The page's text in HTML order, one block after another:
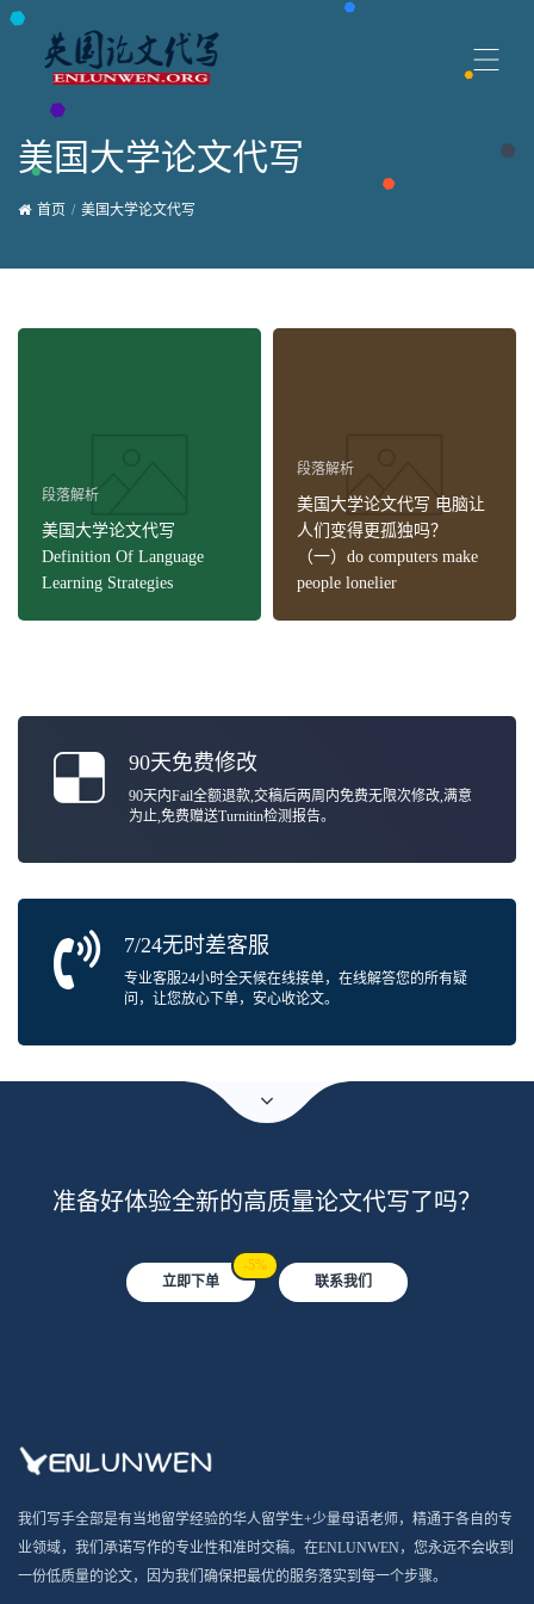
美国大学论文代写
首页 美国大学论文代写
段落解析
美国大学论文代写
Definition Of Language
Learning Strategies
段落解析
美国大学论文代写 电脑让
人们变得更孤独吗？
（一）do computers make
people lonelier
90天免费修改
90天内Fail全额退款,交稿后两周内免费无限次修改,满意
为止,免费赠送Turnitin检测报告。
7/24无时差客服
专业客服24小时全天候在线接单，在线解答您的所有疑
问，让您放心下单，安心收论文。
准备好体验全新的高质量论文代写了吗？
立即下单
-5%
联系我们
我们写手全部是有当地留学经验的华人留学生+少量母语老师，精通于各自的专
业领域，我们承诺写作的专业性和准时交稿。在ENLUNWEN，您永远不会收到
一份低质量的论文，因为我们确保把最优的服务落实到每一个步骤。